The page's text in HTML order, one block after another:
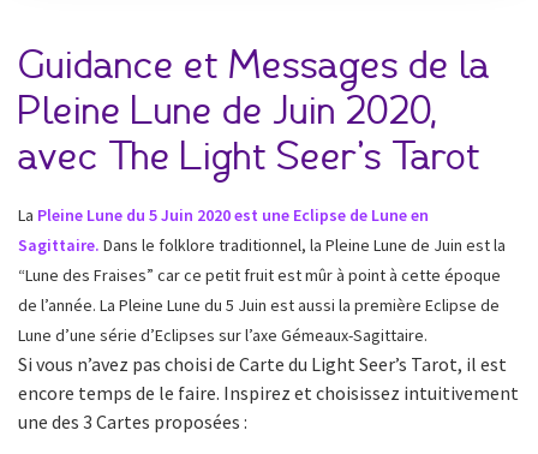
Guidance et Messages de la
Pleine Lune de Juin 2020,
avec The Light Seer’s Tarot
La Pleine Lune du 5 Juin 2020 est une Eclipse de Lune en
Sagittaire. Dans le folklore traditionnel, la Pleine Lune de Juin est la
“Lune des Fraises” car ce petit fruit est mûr à point à cette époque
de l’année. La Pleine Lune du 5 Juin est aussi la première Eclipse de
Lune d’une série d’Eclipses sur l’axe Gémeaux-Sagittaire.
Si vous n’avez pas choisi de Carte du Light Seer’s Tarot, il est
encore temps de le faire. Inspirez et choisissez intuitivement
une des 3 Cartes proposées :